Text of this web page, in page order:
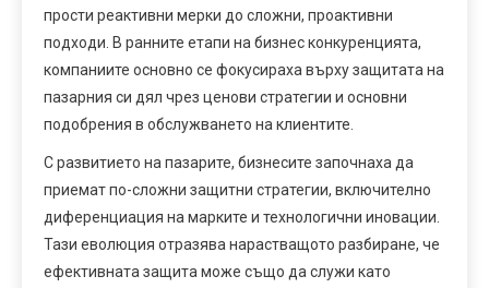
прости реактивни мерки до сложни, проактивни
подходи. В ранните етапи на бизнес конкуренцията,
компаниите основно се фокусираха върху защитата на
пазарния си дял чрез ценови стратегии и основни
подобрения в обслужването на клиентите.
С развитието на пазарите, бизнесите започнаха да
приемат по-сложни защитни стратегии, включително
диференциация на марките и технологични иновации.
Тази еволюция отразява нарастващото разбиране, че
ефективната защита може също да служи като